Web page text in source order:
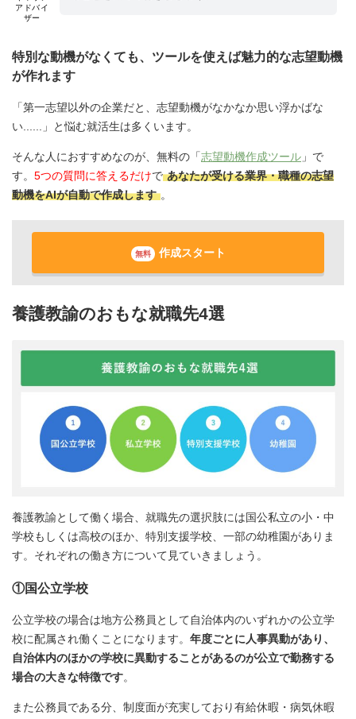
アドバイ
ザー
特別な動機がなくても、ツールを使えば魅力的な志望動機
が作れます
「第一志望以外の企業だと、志望動機がなかなか思い浮かばな
い......」と悩む就活生は多くいます。
そんな人におすすめなのが、無料の「志望動機作成ツール 」で
す。 5つの質問に答えるだけで あなたが受ける業界・職種の志望
動機をAIが自動で作成します 。
無料 作成スタート
養護教諭のおもな就職先4選
養護教諭として働く場合、就職先の選択肢には国公私立の小・中
学校もしくは高校のほか、特別支援学校、一部の幼稚園がありま
す。それぞれの働き方について見ていきましょう。
①国公立学校
公立学校の場合は地方公務員として自治体内のいずれかの公立学
校に配属され働くことになります。 年度ごとに人事異動があり、
自治体内のほかの学校に異動することがあるのが公立で勤務する
場合の大きな特徴です。
また公務員である分、制度面が充実しており有給休暇・病気休暇